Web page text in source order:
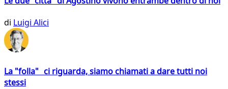
di Luigi Alici
La "folla" ci riguarda, siamo chiamati a dare tutti noi
stessi